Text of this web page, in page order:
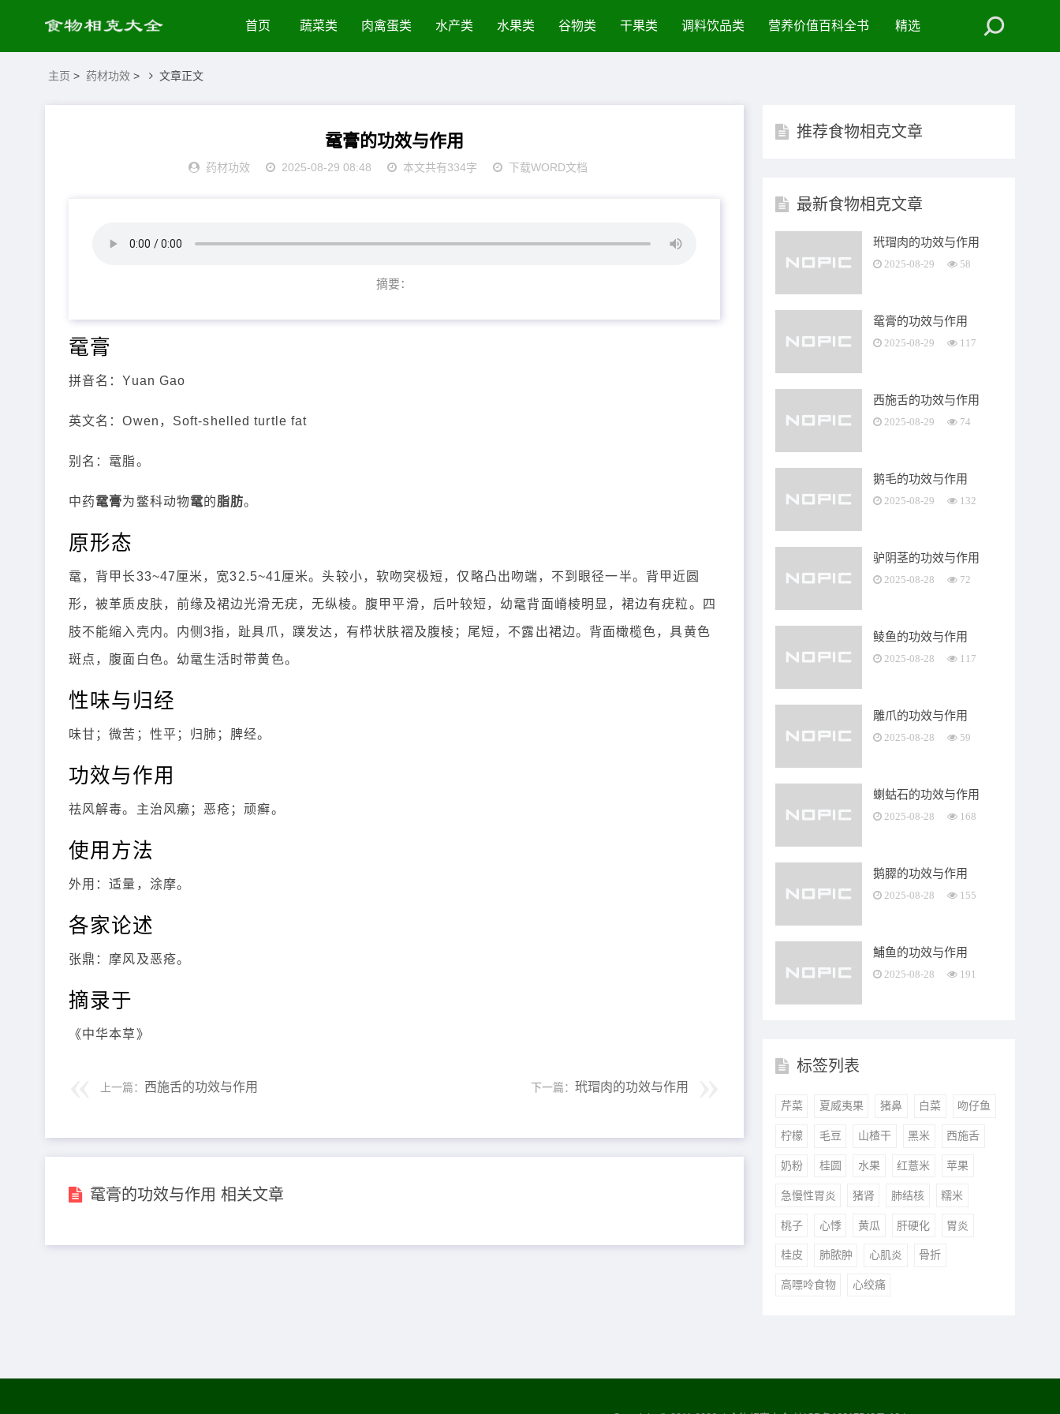
首页 蔬菜类 肉禽蛋类 水产类 水果类 谷物类 干果类 调料饮品类 营养价值百科全书 精选
主页 > 药材功效 > 文章正文
鼋膏的功效与作用
药材功效 2025-08-29 08:48 本文共有334字 下载WORD文档
摘要：
鼋膏
拼音名：Yuan Gao
英文名：Owen，Soft-shelled turtle fat
别名：鼋脂。
中药鼋膏为鳖科动物鼋的脂肪。
原形态
鼋，背甲长33~47厘米，宽32.5~41厘米。头较小，软吻突极短，仅略凸出吻端，不到眼径一半。背甲近圆
形，被革质皮肤，前缘及裙边光滑无疣，无纵棱。腹甲平滑，后叶较短，幼鼋背面嵴棱明显，裙边有疣粒。四
肢不能缩入壳内。内侧3指，趾具爪，蹼发达，有栉状肤褶及腹棱；尾短，不露出裙边。背面橄榄色，具黄色
斑点，腹面白色。幼鼋生活时带黄色。
性味与归经
味甘；微苦；性平；归肺；脾经。
功效与作用
祛风解毒。主治风癞；恶疮；顽癣。
使用方法
外用：适量，涂摩。
各家论述
张鼎：摩风及恶疮。
摘录于
《中华本草》
上一篇： 西施舌的功效与作用 下一篇： 玳瑁肉的功效与作用
鼋膏的功效与作用 相关文章
推荐食物相克文章
最新食物相克文章
玳瑁肉的功效与作用
2025-08-29 58
鼋膏的功效与作用
2025-08-29 117
西施舌的功效与作用
2025-08-29 74
鹅毛的功效与作用
2025-08-29 132
驴阴茎的功效与作用
2025-08-28 72
鲮鱼的功效与作用
2025-08-28 117
雕爪的功效与作用
2025-08-28 59
蝲蛄石的功效与作用
2025-08-28 168
鹅臎的功效与作用
2025-08-28 155
鯆鱼的功效与作用
2025-08-28 191
标签列表
芹菜 夏威夷果 猪鼻 白菜 吻仔鱼
柠檬 毛豆 山楂干 黑米 西施舌
奶粉 桂圆 水果 红薏米 苹果
急慢性胃炎 猪肾 肺结核 糯米
桃子 心悸 黄瓜 肝硬化 胃炎
桂皮 肺脓肿 心肌炎 骨折
高嘌呤食物 心绞痛